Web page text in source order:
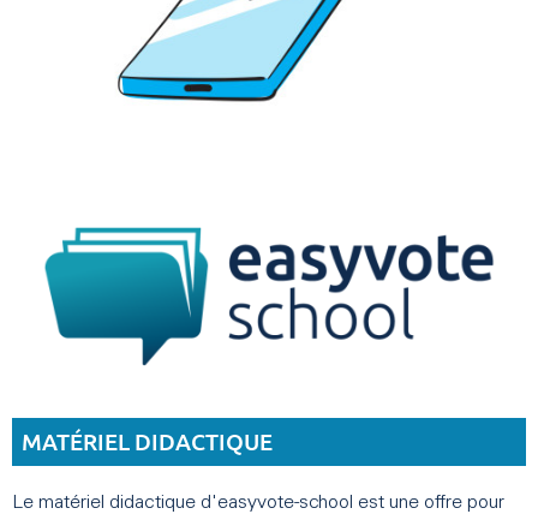
MATÉRIEL DIDACTIQUE
Le matériel didactique d'easyvote-school est une offre pour